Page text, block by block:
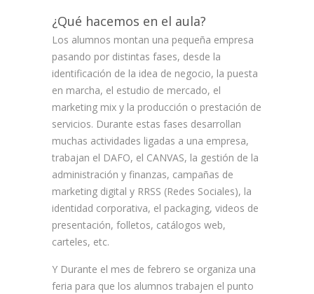
¿Qué hacemos en el aula?
Los alumnos montan una pequeña empresa
pasando por distintas fases, desde la
identificación de la idea de negocio, la puesta
en marcha, el estudio de mercado, el
marketing mix y la producción o prestación de
servicios. Durante estas fases desarrollan
muchas actividades ligadas a una empresa,
trabajan el DAFO, el CANVAS, la gestión de la
administración y finanzas, campañas de
marketing digital y RRSS (Redes Sociales), la
identidad corporativa, el packaging, videos de
presentación, folletos, catálogos web,
carteles, etc.
Y Durante el mes de febrero se organiza una
feria para que los alumnos trabajen el punto